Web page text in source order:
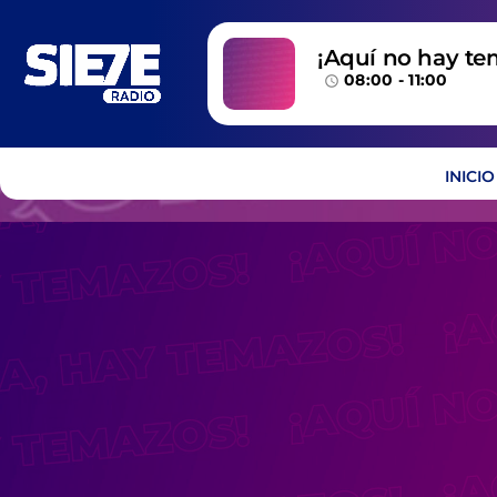
¡Aquí no hay
temazos!
access_time 08:00 - 11:00
INICIO